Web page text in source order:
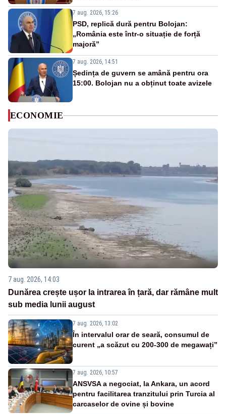
7 aug. 2026, 15:26
PSD, replică dură pentru Bolojan:
„România este într-o situație de forță
majoră”
7 aug. 2026, 14:51
Ședința de guvern se amână pentru ora
15:00. Bolojan nu a obținut toate avizele
ECONOMIE
7 aug. 2026, 14:03
Dunărea crește ușor la intrarea în țară, dar rămâne mult
sub media lunii august
7 aug. 2026, 13:02
În intervalul orar de seară, consumul de
curent „a scăzut cu 200-300 de megawați”
7 aug. 2026, 10:57
ANSVSA a negociat, la Ankara, un acord
pentru facilitarea tranzitului prin Turcia al
carcaselor de ovine și bovine